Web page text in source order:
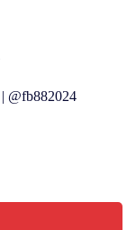
@fb882024